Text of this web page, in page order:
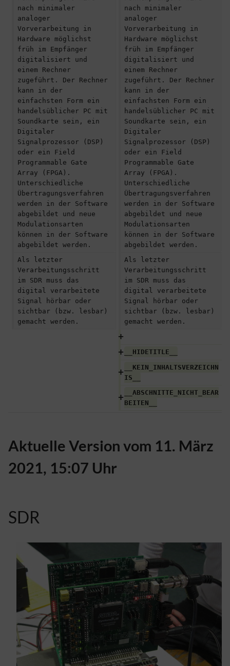
nach minimaler
analoger
Vorverarbeitung in
Hardware möglichst
früh im Empfänger
digitalisiert und
einem Rechner
zugeführt. Der Rechner
kann in der
einfachsten Form ein
handelsüblicher PC mit
Soundkarte sein, ein
Digitaler
Signalprozessor (DSP)
oder ein Field
Programmable Gate
Array (FPGA).
Unterschiedliche
Übertragungsverfahren
werden in der Software
abgebildet und neue
Modulationsarten
können in der Software
abgebildet werden.
nach minimaler
analoger
Vorverarbeitung in
Hardware möglichst
früh im Empfänger
digitalisiert und
einem Rechner
zugeführt. Der Rechner
kann in der
einfachsten Form ein
handelsüblicher PC mit
Soundkarte sein, ein
Digitaler
Signalprozessor (DSP)
oder ein Field
Programmable Gate
Array (FPGA).
Unterschiedliche
Übertragungsverfahren
werden in der Software
abgebildet und neue
Modulationsarten
können in der Software
abgebildet werden.
Als letzter
Verarbeitungsschritt
im SDR muss das
digital verarbeitete
Signal hörbar oder
sichtbar (bzw. lesbar)
gemacht werden.
Als letzter
Verarbeitungsschritt
im SDR muss das
digital verarbeitete
Signal hörbar oder
sichtbar (bzw. lesbar)
gemacht werden.
__HIDETITLE__
__KEIN_INHALTSVERZEICHN
IS__
__ABSCHNITTE_NICHT_BEAR
BEITEN__
Aktuelle Version vom 11. März
2021, 15:07 Uhr
SDR